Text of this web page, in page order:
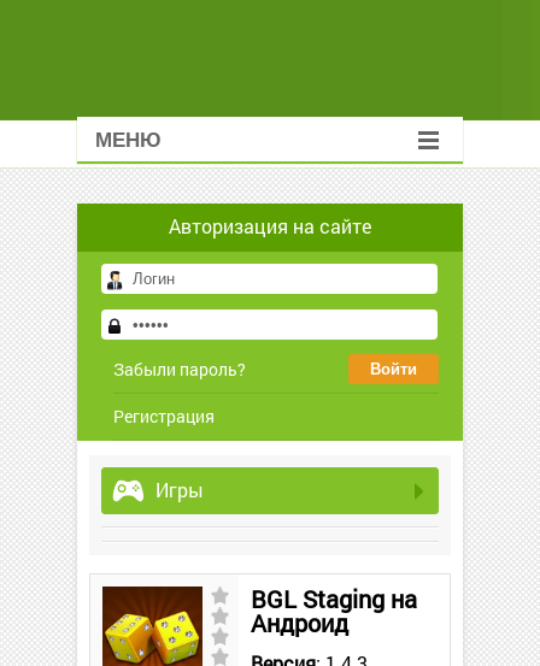
МЕНЮ
Авторизация на сайте
Забыли пароль?
Регистрация
Игры
BGL Staging на
Андроид